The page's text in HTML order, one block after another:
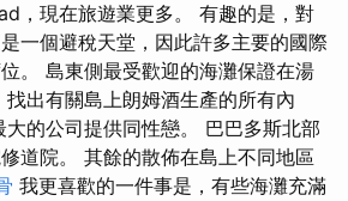
，現在旅遊業更多。 有趣的是，對
一個避稅天堂，因此許多主要的國際
。 島東側最受歡迎的海灘保證在湯
出有關島上朗姆酒生產的所有內
的公司提供同性戀。 巴巴多斯北部
道院。 其餘的散佈在島上不同地區
我更喜歡的一件事是，有些海灘充滿